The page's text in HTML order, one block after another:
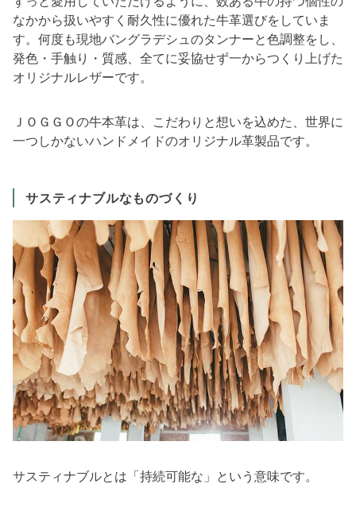
なかから扱いやすく耐久性に優れた牛革選びをしていま
す。何度も現地バングラデシュのタンナーと色調整をし、
発色・手触り・質感、全てに妥協せず一からつくり上げた
オリジナルレザーです。
ＪＯＧＧＯの牛本革は、こだわりと想いを込めた、世界に
一つしかないハンドメイドのオリジナル革製品です。
サスティナブルなものづくり
サスティナブルとは「持続可能な」という意味です。